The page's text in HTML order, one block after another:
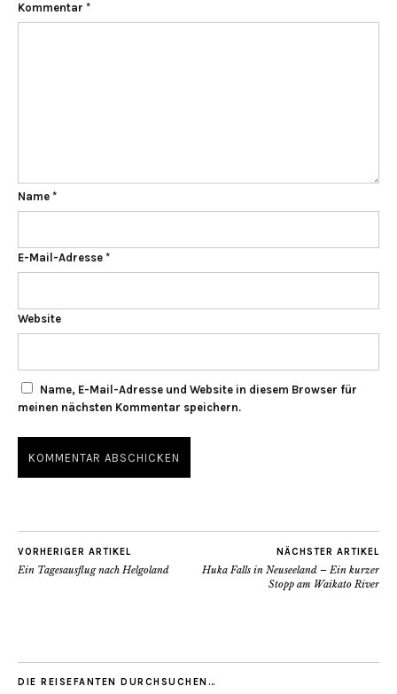
Kommentar *
Name *
E-Mail-Adresse *
Website
Name, E-Mail-Adresse und Website in diesem Browser für
meinen nächsten Kommentar speichern.
VORHERIGER ARTIKEL
Ein Tagesausflug nach Helgoland
NÄCHSTER ARTIKEL
Huka Falls in Neuseeland – Ein kurzer
Stopp am Waikato River
DIE REISEFANTEN DURCHSUCHEN…